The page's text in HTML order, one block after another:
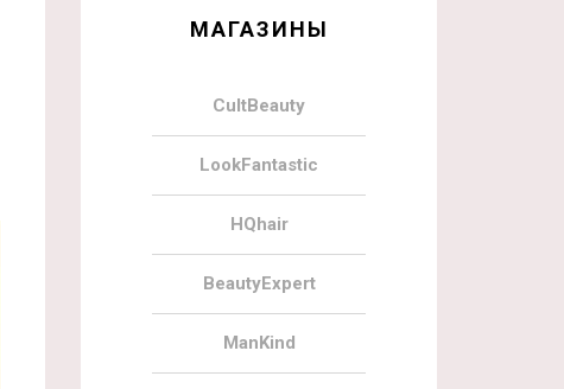
МАГАЗИНЫ
CultBeauty
LookFantastic
HQhair
BeautyExpert
ManKind